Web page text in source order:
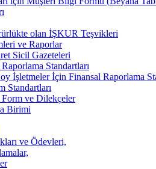
olan İŞKUR Teşvikleri
ve Raporlar
Sicil Gazeteleri
Standartları
İşletmeler İçin Finansal Raporlama
Standartları
ve Dilekçeler
Birimi
ve Ödevleri,